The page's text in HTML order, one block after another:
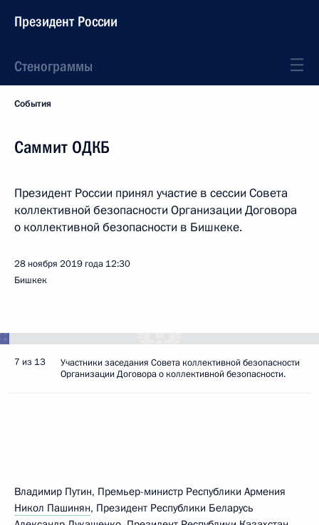
Президент России
Стенограммы
События
Саммит ОДКБ
Президент России принял участие в сессии Совета
коллективной безопасности Организации Договора
о коллективной безопасности в Бишкеке.
28 ноября 2019 года 12:30
Бишкек
7 из 13
Участники заседания Совета коллективной безопасности
Организации Договора о коллективной безопасности.
Владимир Путин, Премьер-министр Республики Армения
Никол Пашинян, Президент Республики Беларусь